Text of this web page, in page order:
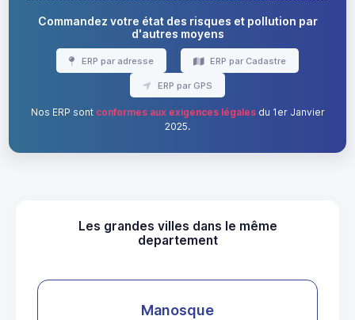
Commandez votre état des risques et pollution par
d'autres moyens
ERP par adresse ERP par Cadastre
ERP par GPS
Nos ERP sont conformes aux exigences légalesdu 1er Janvier
2025.
Les grandes villes dans le même
departement
Manosque